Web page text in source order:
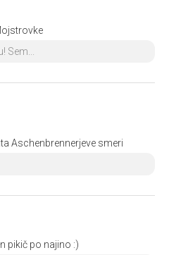
Sem...
Aschenbrennerjeve smeri
pikič po najino :)